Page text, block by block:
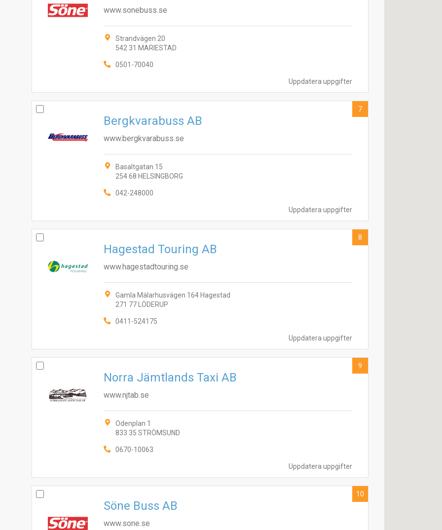
Uppdatera uppgifter
www.sonebuss.se
Strandvägen 20
542 31 MARIESTAD
0501-70040
Uppdatera uppgifter
Bergkvarabuss AB
www.bergkvarabuss.se
Basaltgatan 15
254 68 HELSINGBORG
042-248000
7
Uppdatera uppgifter
Hagestad Touring AB
www.hagestadtouring.se
Gamla Mälarhusvägen 164 Hagestad
271 77 LÖDERUP
0411-524175
8
Uppdatera uppgifter
Norra Jämtlands Taxi AB
www.njtab.se
Odenplan 1
833 35 STRÖMSUND
0670-10063
9
Söne Buss AB
www.sone.se
10